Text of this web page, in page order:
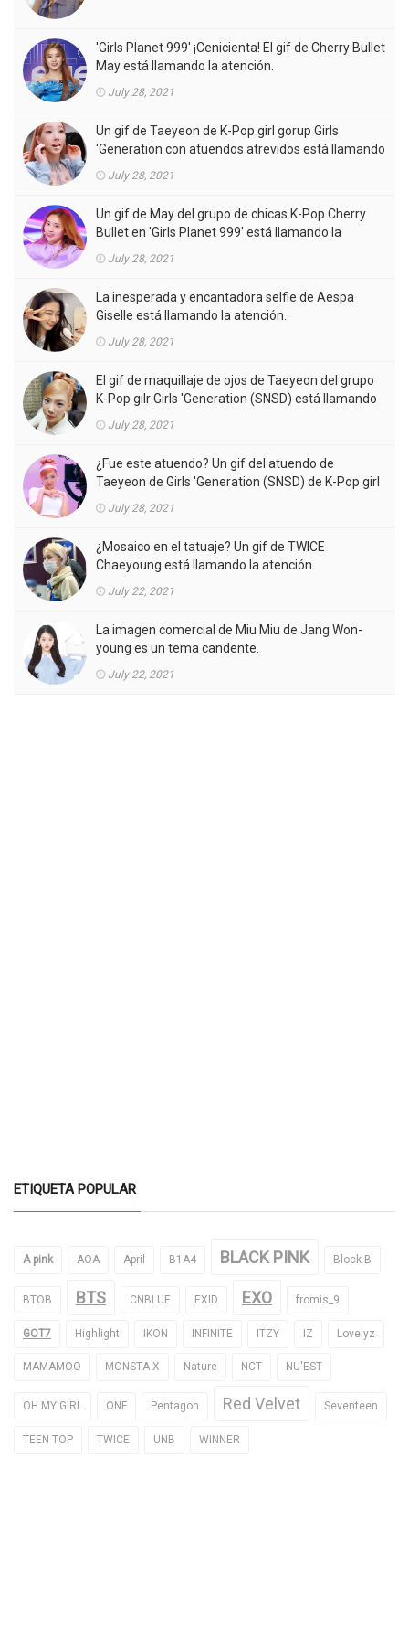
'Girls Planet 999' ¡Cenicienta! El gif de Cherry Bullet
May está llamando la atención.
July 28, 2021
Un gif de Taeyeon de K-Pop girl gorup Girls
'Generation con atuendos atrevidos está llamando
July 28, 2021
Un gif de May del grupo de chicas K-Pop Cherry
Bullet en 'Girls Planet 999' está llamando la
July 28, 2021
La inesperada y encantadora selfie de Aespa
Giselle está llamando la atención.
July 28, 2021
El gif de maquillaje de ojos de Taeyeon del grupo
K-Pop gilr Girls 'Generation (SNSD) está llamando
July 28, 2021
¿Fue este atuendo? Un gif del atuendo de
Taeyeon de Girls 'Generation (SNSD) de K-Pop girl
July 28, 2021
¿Mosaico en el tatuaje? Un gif de TWICE
Chaeyoung está llamando la atención.
July 22, 2021
La imagen comercial de Miu Miu de Jang Won-
young es un tema candente.
July 22, 2021
ETIQUETA POPULAR
A pink AOA April B1A4 BLACK PINK Block B
BTOB BTS CNBLUE EXID EXO fromis_9
GOT7 Highlight IKON INFINITE ITZY IZ Lovelyz
MAMAMOO MONSTA X Nature NCT NU'EST
OH MY GIRL ONF Pentagon Red Velvet Seventeen
TEEN TOP TWICE UNB WINNER